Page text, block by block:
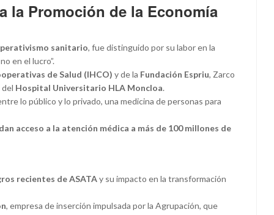
la Promoción de la Economía
sanitario, fue distinguido por su labor en la
en el lucro”.
de Salud (IHCO) y de la Fundación Espriu, Zarco
Hospital Universitario HLA Moncloa.
lo público y lo privado, una medicina de personas para
acceso a la atención médica a más de 100 millones de
recientes de ASATAy su impacto en la transformación
, empresa de inserción impulsada por la Agrupación, que